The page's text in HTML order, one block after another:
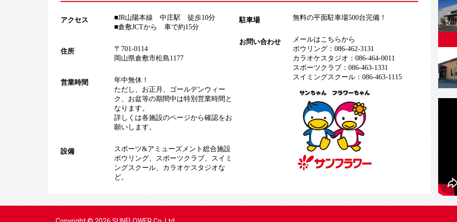
アクセス
■JR山陽本線 中庄駅 徒歩10分
■倉敷JCTから 車で約15分
住所
〒701-0114
岡山県倉敷市松島1177
営業時間
年中無休！
ただし、お正月、ゴールデンウィー
ク、お盆等の期間中は特別営業時間と
なります。
詳しくは各施設のページから確認をお
願いします。
設備
スポーツ&アミューズメント総合施設
ボウリング
スポーツクラブ
スイミ
ングスクール
カラオケスタジオな
ど。
駐車場 無料の平面駐車場500台完備！
お問い合わせ
メールはこちらから
ボウリング：086-462-3131
カラオケスタジオ：086-464-0011
スポーツクラブ：086-463-1331
スイミングスクール：086-463-1115